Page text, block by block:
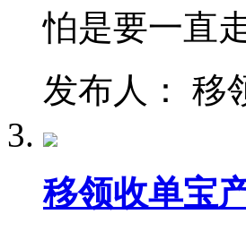
怕是要一直
发布人： 移
移领收单宝